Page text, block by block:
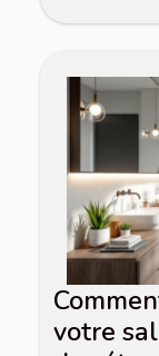
votre